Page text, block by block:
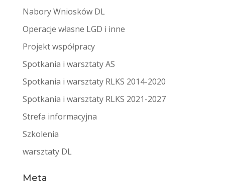
Nabory Wniosków DL
Operacje własne LGD i inne
Projekt współpracy
Spotkania i warsztaty AS
Spotkania i warsztaty RLKS 2014-2020
Spotkania i warsztaty RLKS 2021-2027
Strefa informacyjna
Szkolenia
warsztaty DL
Meta